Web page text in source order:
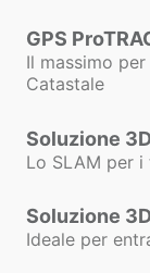
GPS
Il massimo
Catastale
Soluzione
Lo SLAM per
Soluzione
Ideale per